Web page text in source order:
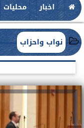
اخبار محليات
نواب واحزاب